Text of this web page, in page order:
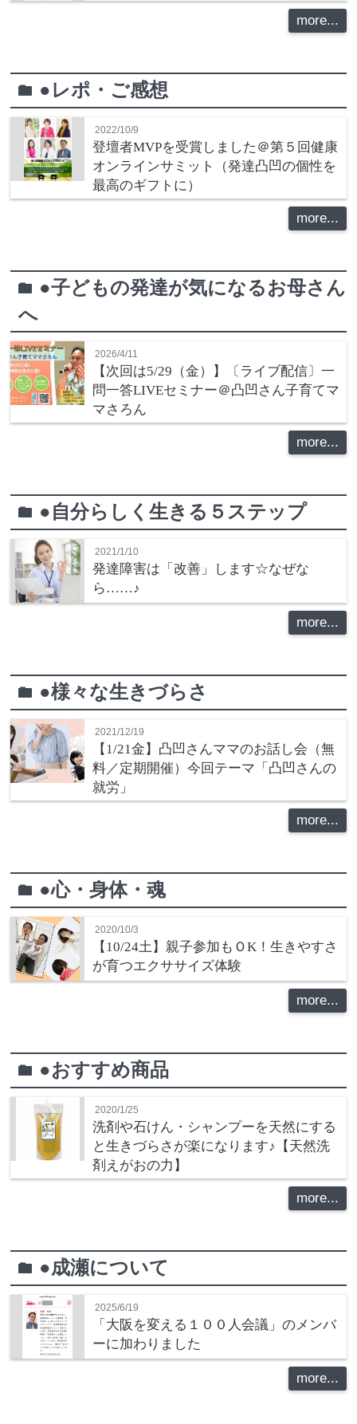
more...
folder ●レポ・ご感想
2022/10/9
登壇者MVPを受賞しました＠第５回健康
オンラインサミット（発達凸凹の個性を
最高のギフトに）
more...
folder ●子どもの発達が気になるお母さん
へ
2026/4/11
【次回は5/29（金）】〔ライブ配信〕一
問一答LIVEセミナー＠凸凹さん子育てマ
マさろん
more...
folder ●自分らしく生きる５ステップ
2021/1/10
発達障害は「改善」します☆なぜな
ら……♪
more...
folder ●様々な生きづらさ
2021/12/19
【1/21金】凸凹さんママのお話し会（無
料／定期開催）今回テーマ「凸凹さんの
就労」
more...
folder ●心・身体・魂
2020/10/3
【10/24土】親子参加もＯK！生きやすさ
が育つエクササイズ体験
more...
folder ●おすすめ商品
2020/1/25
洗剤や石けん・シャンプーを天然にする
と生きづらさが楽になります♪【天然洗
剤えがおの力】
more...
folder ●成瀬について
2025/6/19
「大阪を変える１００人会議」のメンバ
ーに加わりました
more...